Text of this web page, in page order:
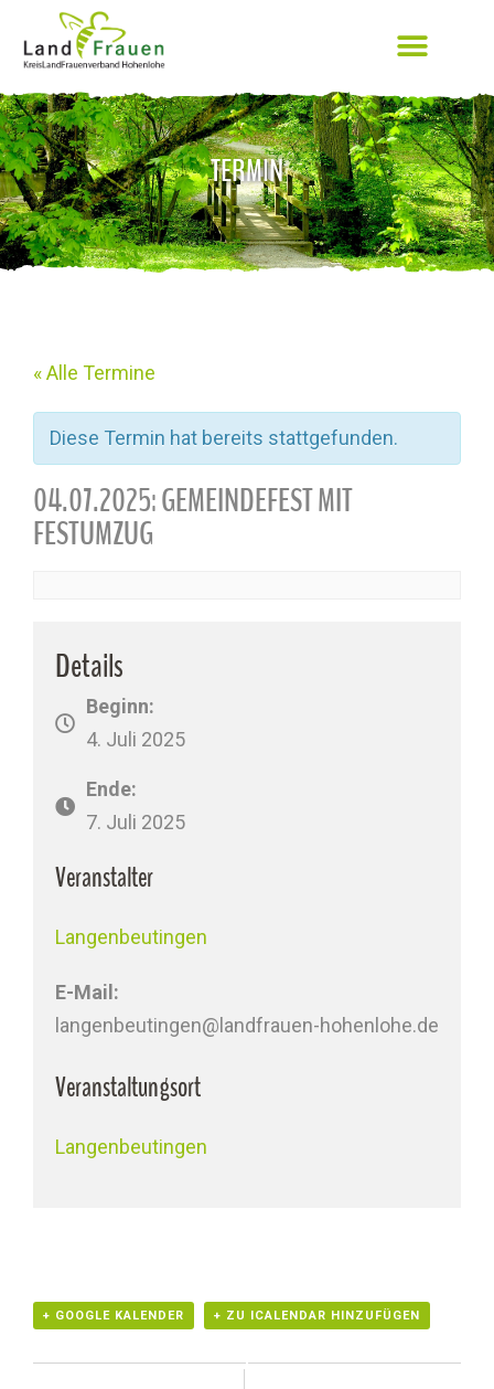
TERMIN
« Alle Termine
Diese Termin hat bereits stattgefunden.
04.07.2025: GEMEINDEFEST MIT
FESTUMZUG
Details
Beginn:
4. Juli 2025
Ende:
7. Juli 2025
Veranstalter
Langenbeutingen
E-Mail:
langenbeutingen@landfrauen-hohenlohe.de
Veranstaltungsort
Langenbeutingen
+ GOOGLE KALENDER + ZU ICALENDAR HINZUFÜGEN